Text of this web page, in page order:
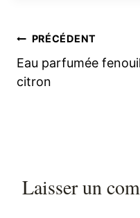
Navigation
de
PRÉCÉDENT
Eau parfumée fenouil
citron
Laisser un